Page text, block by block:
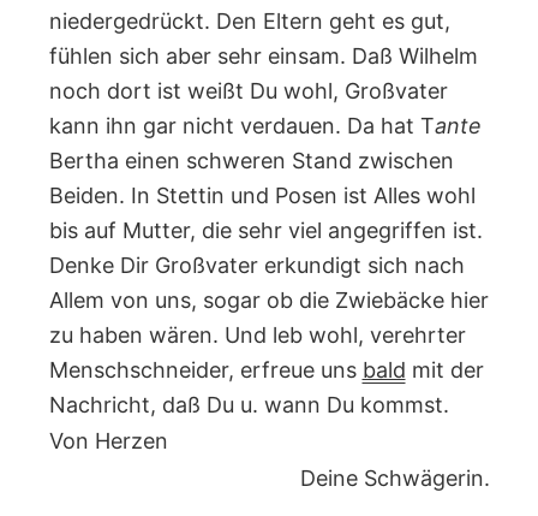
niedergedrückt. Den Eltern geht es gut,
fühlen sich aber sehr einsam. Daß Wilhelm
noch dort ist weißt Du wohl, Großvater
kann ihn gar nicht verdauen. Da hat Tante
Bertha einen schweren Stand zwischen
Beiden. In Stettin und Posen ist Alles wohl
bis auf Mutter, die sehr viel angegriffen ist.
Denke Dir Großvater erkundigt sich nach
Allem von uns, sogar ob die Zwiebäcke hier
zu haben wären. Und leb wohl, verehrter
Menschschneider, erfreue uns bald mit der
Nachricht, daß Du u. wann Du kommst.
Von Herzen
Deine Schwägerin.